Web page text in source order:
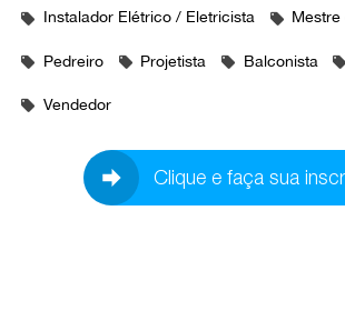
Instalador Elétrico / Eletricista Mestre
Pedreiro Projetista Balconista
Vendedor
Clique e faça sua